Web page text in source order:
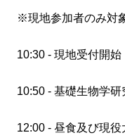
※現地参加者のみ対
10:30 - 現地受付開始
10:50 - 基礎生物学
12:00 - 昼食及び現